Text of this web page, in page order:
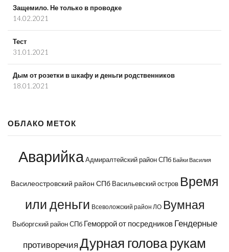
Защемило. Не только в проводке
14.02.2021
Тест
31.01.2021
Дым от розетки в шкафу и деньги родственников
18.01.2021
ОБЛАКО МЕТОК
Аварийка Адмиралтейский район СПб Байки Василия
Василеостровский район СПб Васильевский остров Время
или деньги Всеволожский район ЛО Вумная
Выборгский район СПб Геморрой от посредников Гендерные
противоречияДурная голова рукам